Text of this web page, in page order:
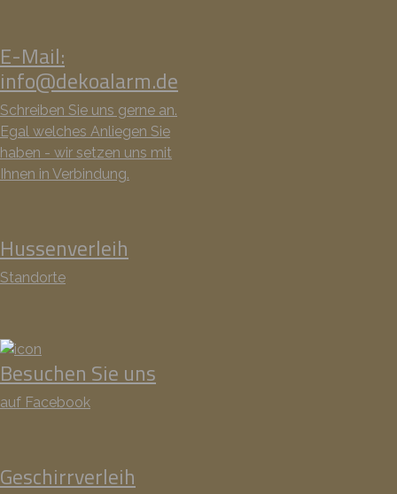
E-Mail:
info@dekoalarm.de
Schreiben Sie uns gerne an.
Egal welches Anliegen Sie
haben - wir setzen uns mit
Ihnen in Verbindung.
Hussenverleih
Standorte
Besuchen Sie uns
auf Facebook
Geschirrverleih